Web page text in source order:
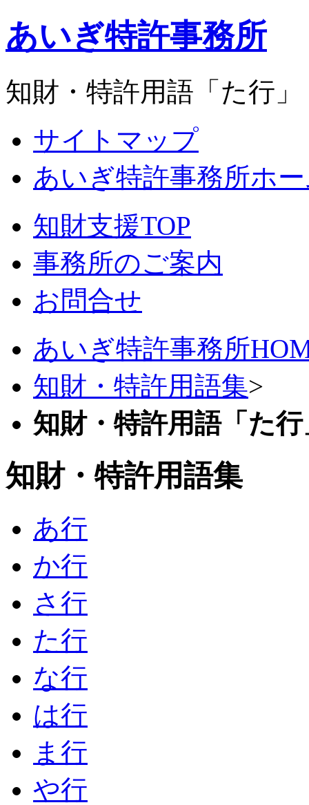
あいぎ特許事務所
知財・特許用語「た行」
サイトマップ
あいぎ特許事務所ホ
知財支援TOP
事務所のご案内
お問合せ
あいぎ特許事務所
知財・特許用語集>
知財・特許用語「た行
知財・特許用語集
あ行
か行
さ行
た行
な行
は行
ま行
や行